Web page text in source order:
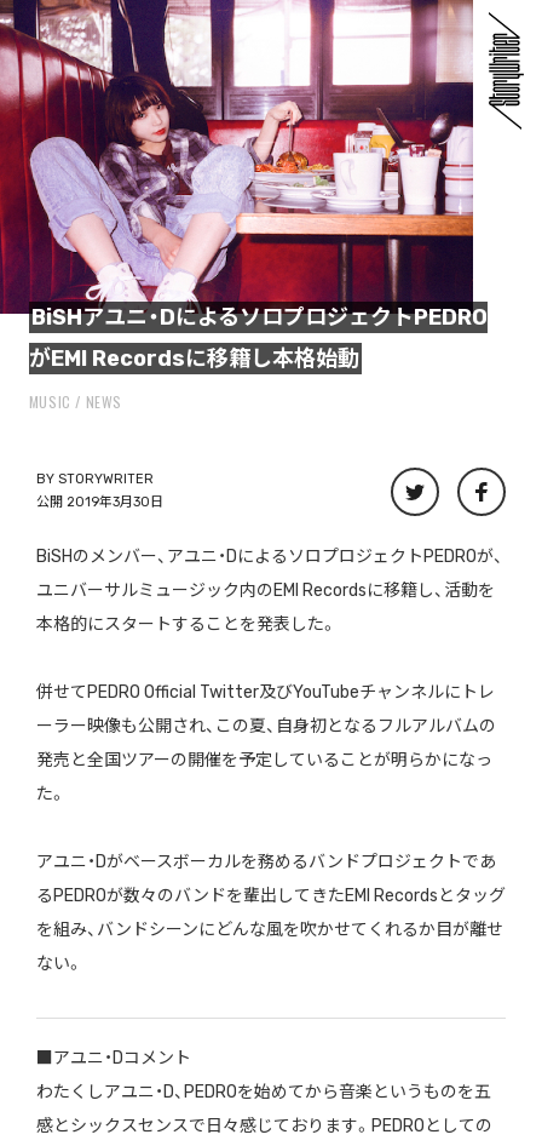
BiSHアユニ・DによるソロプロジェクトPEDRO
がEMI Recordsに移籍し本格始動
MUSIC NEWS
BY STORYWRITER
公開 2019年3月30日
BiSHのメンバー、アユニ・DによるソロプロジェクトPEDROが、
ユニバーサルミュージック内のEMI Recordsに移籍し、活動を
本格的にスタートすることを発表した。
併せてPEDRO Official Twitter及びYouTubeチャンネルにトレ
ーラー映像も公開され、この夏、自身初となるフルアルバムの
発売と全国ツアーの開催を予定していることが明らかになっ
た。
アユニ・Dがベースボーカルを務めるバンドプロジェクトであ
るPEDROが数々のバンドを輩出してきたEMI Recordsとタッグ
を組み、バンドシーンにどんな風を吹かせてくれるか目が離せ
ない。
■アユニ・Dコメント
わたくしアユニ・D、PEDROを始めてから音楽というものを五
感とシックスセンスで日々感じております。PEDROとしての